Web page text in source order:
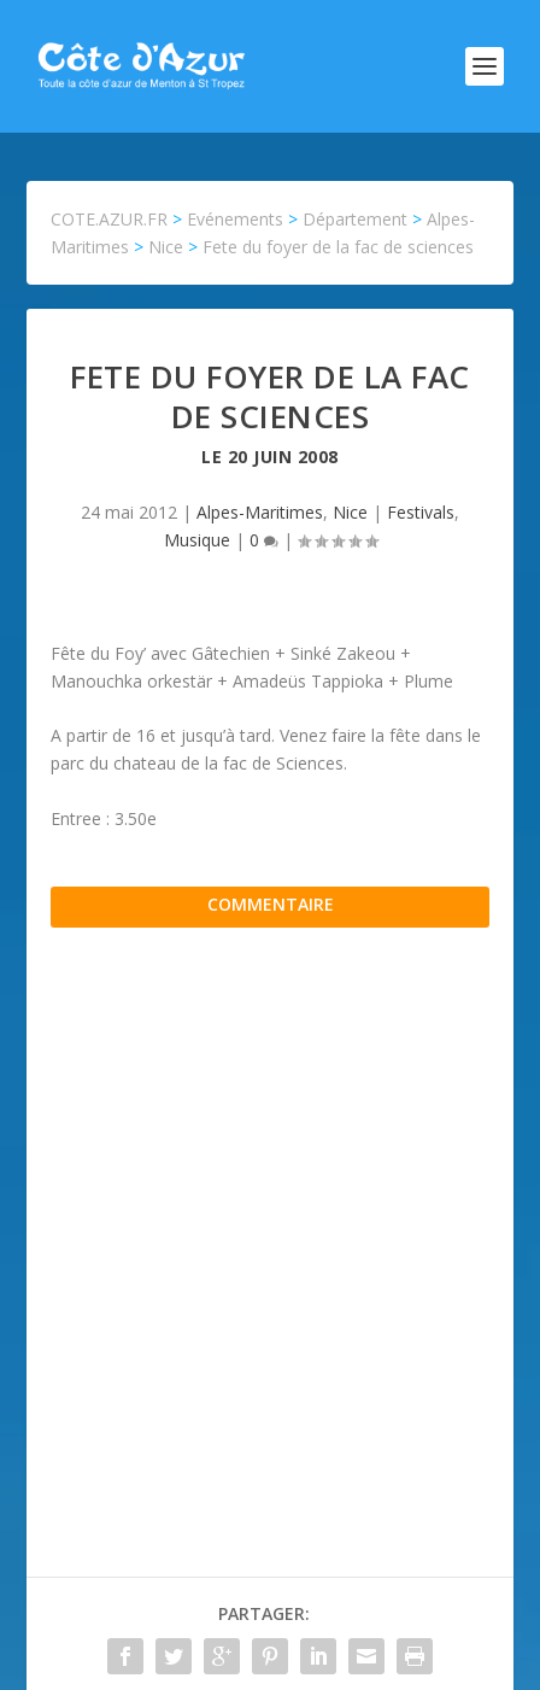
COTE.AZUR.FR > Evénements > Département >Alpes-
Maritimes > Nice > Fete du foyer de la fac de sciences
FETE DU FOYER DE LA FAC
DE SCIENCES
LE 20 JUIN 2008
24 mai 2012 | Alpes-Maritimes, Nice | Festivals,
Musique | 0 |
Fête du Foy’ avec Gâtechien + Sinké Zakeou +
Manouchka orkestär + Amadeüs Tappioka + Plume
A partir de 16 et jusqu’à tard. Venez faire la fête dans le
parc du chateau de la fac de Sciences.
Entree : 3.50e
COMMENTAIRE
PARTAGER: